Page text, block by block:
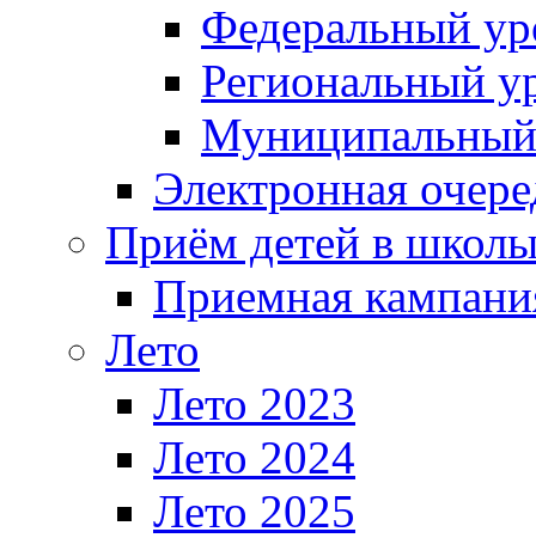
Федеральный
Региональный
Электронная
Приём детей в
Приемная
Лето
Лето 2023
Лето 2024
Лето 2025